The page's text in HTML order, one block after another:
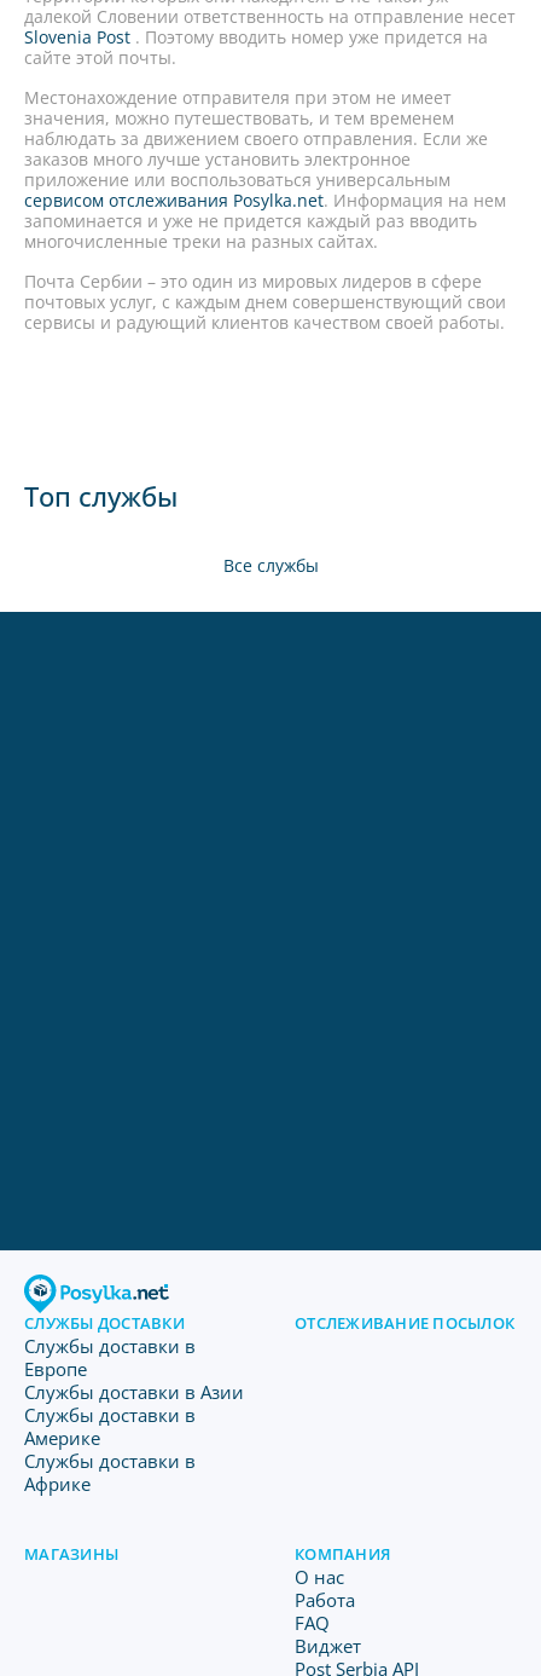
Топ службы
Все службы
далекой Словении ответственность на отправление несет
Slovenia Post . Поэтому вводить номер уже придется на
сайте этой почты.
Местонахождение отправителя при этом не имеет
значения, можно путешествовать, и тем временем
наблюдать за движением своего отправления. Если же
заказов много лучше установить электронное
приложение или воспользоваться универсальным
сервисом отслеживания Posylka.net. Информация на нем
запоминается и уже не придется каждый раз вводить
многочисленные треки на разных сайтах.
Почта Сербии – это один из мировых лидеров в сфере
почтовых услуг, с каждым днем совершенствующий свои
сервисы и радующий клиентов качеством своей работы.
СЛУЖБЫ ДОСТАВКИ
Службы доставки в
Европе
Службы доставки в Азии
Службы доставки в
Америке
Службы доставки в
Африке
ОТСЛЕЖИВАНИЕ ПОСЫЛОК
МАГАЗИНЫ КОМПАНИЯ
O нас
Работа
FAQ
Виджет
Post Serbia API